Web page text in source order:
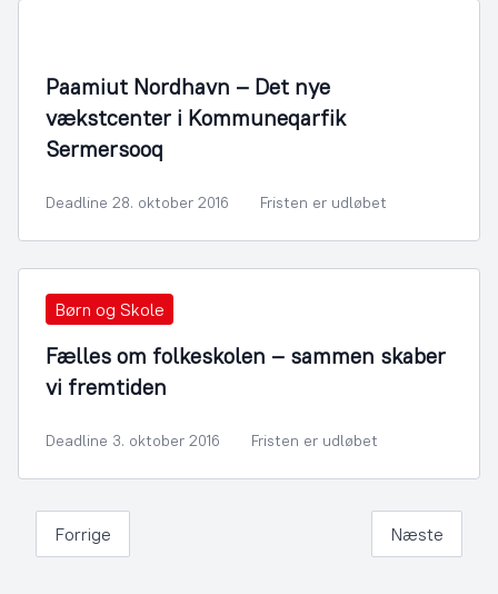
Paamiut Nordhavn – Det nye
vækstcenter i Kommuneqarfik
Sermersooq
Deadline 28. oktober 2016 Fristen er udløbet
Børn og Skole
Fælles om folkeskolen – sammen skaber
vi fremtiden
Deadline 3. oktober 2016 Fristen er udløbet
Forrige Næste